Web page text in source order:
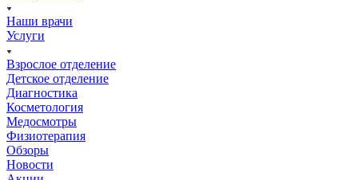
Наши врачи
Услуги
Взрослое отделение
Детское отделение
Диагностика
Косметология
Медосмотры
Физиотерапия
Обзоры
Новости